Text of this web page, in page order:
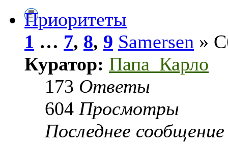
Приоритеты
1 … 7, 8, 9 Samersen »
Куратор: Папа_Карло
173 Ответы
604 Просмотры
Последнее